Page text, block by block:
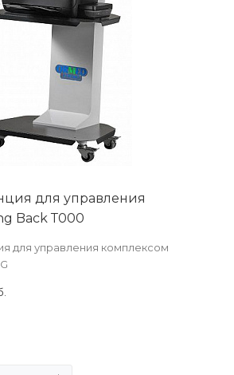
для управления
Back Т000
для управления комплексом